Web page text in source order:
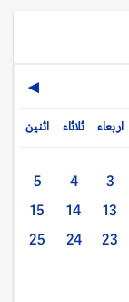
▶
اثنين ثلاثاء اربعاء
3
4
5
13
14
15
23
24
25